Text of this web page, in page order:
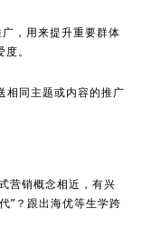
，用来提升重要群体
。
相同主题或内容的推广
营销概念相近，有兴
”？跟出海优等生学跨